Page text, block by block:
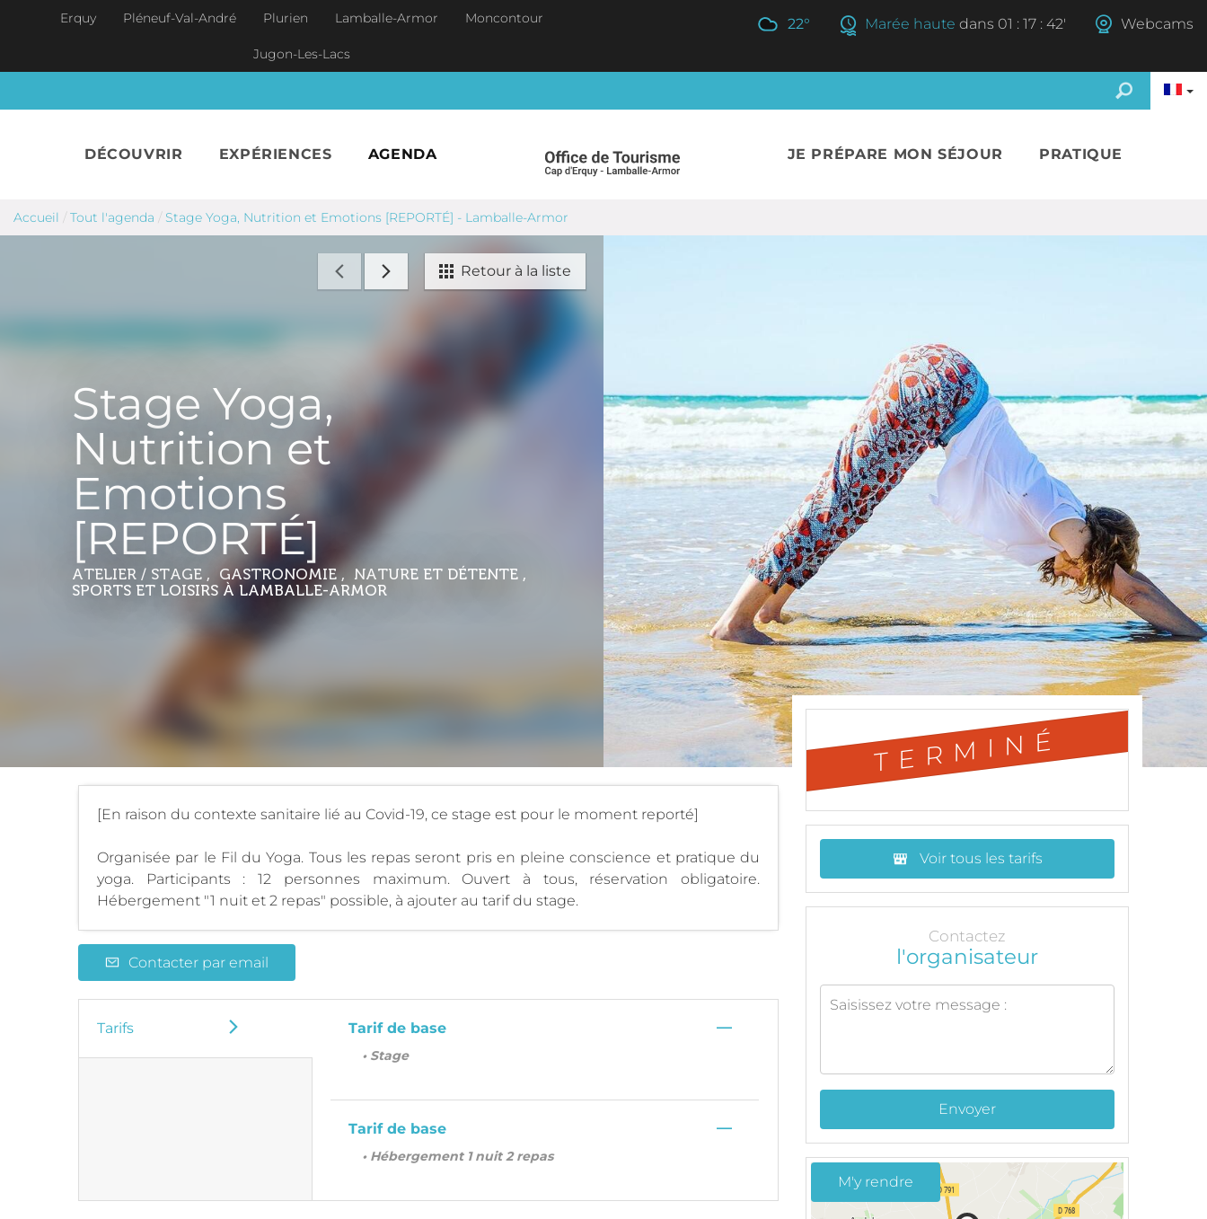
Aller au contenu principal
Erquy Pléneuf-Val-André Plurien Lamballe-Armor Moncontour
Jugon-Les-Lacs
22° Marée haute dans 01 : 17 : 41' Webcams
DÉCOUVRIR EXPÉRIENCES AGENDA JE PRÉPARE MON SÉJOUR PRATIQUE
Accueil / Tout l'agenda / Stage Yoga, Nutrition et Emotions [REPORTÉ] - Lamballe-Armor
Retour à la liste
Stage Yoga,
Nutrition et
Emotions
[REPORTÉ]
ATELIER / STAGE , GASTRONOMIE , NATURE ET DÉTENTE ,
SPORTS ET LOISIRS À LAMBALLE-ARMOR
[En raison du contexte sanitaire lié au Covid-19, ce stage est pour le moment reporté]
Organisée par le Fil du Yoga. Tous les repas seront pris en pleine conscience et pratique du
yoga. Participants : 12 personnes maximum. Ouvert à tous, réservation obligatoire.
Hébergement "1 nuit et 2 repas" possible, à ajouter au tarif du stage.
Contacter par email
Tarifs Tarif de base —
• Stage
Tarif de base —
• Hébergement 1 nuit 2 repas
TERMINÉ
Voir tous les tarifs
Contactez
l'organisateur
Envoyer
M'y rendre